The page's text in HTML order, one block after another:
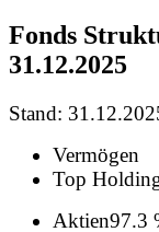
Fonds
31.12.2025
Stand:
Vermögen
Top
Aktien97.3